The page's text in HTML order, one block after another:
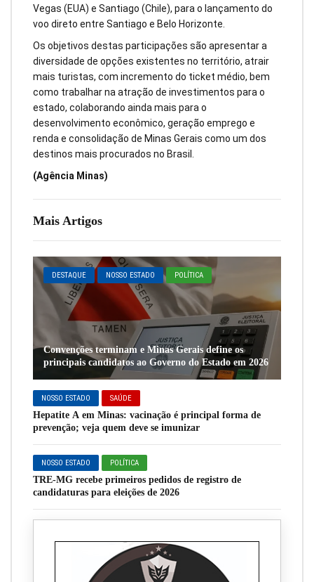
Mais Artigos
DESTAQUE NOSSO ESTADO POLÍTICA
Convenções terminam e Minas Gerais define os
principais candidatos ao Governo do Estado em 2026
NOSSO ESTADO SAÚDE
Hepatite A em Minas: vacinação é principal forma de
prevenção; veja quem deve se imunizar
NOSSO ESTADO POLÍTICA
TRE-MG recebe primeiros pedidos de registro de
candidaturas para eleições de 2026
Vegas (EUA) e Santiago (Chile), para o lançamento do
voo direto entre Santiago e Belo Horizonte.
Os objetivos destas participações são apresentar a
diversidade de opções existentes no território, atrair
mais turistas, com incremento do ticket médio, bem
como trabalhar na atração de investimentos para o
estado, colaborando ainda mais para o
desenvolvimento econômico, geração emprego e
renda e consolidação de Minas Gerais como um dos
destinos mais procurados no Brasil.
(Agência Minas)